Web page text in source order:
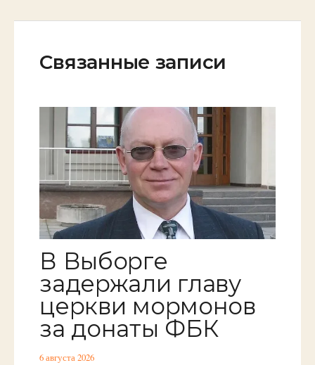
Связанные записи
В Выборге
задержали главу
церкви мормонов
за донаты ФБК
6 августа 2026